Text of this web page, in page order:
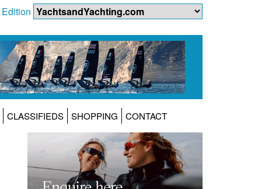
Edition
CLASSIFIEDS SHOPPING CONTACT